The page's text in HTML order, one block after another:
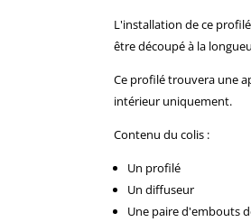
L'installation de ce
être découpé à la
Ce profilé trouvera une
intérieur uniquement.
Contenu du colis :
Un profilé
Un diffuseur
Une paire d'embouts